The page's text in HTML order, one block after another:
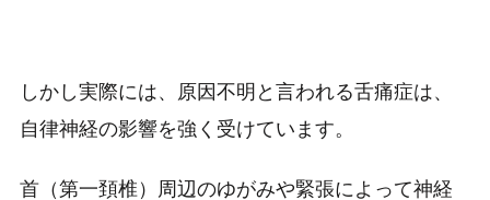
しかし実際には、原因不明と言われる舌痛症は、
自律神経の影響を強く受けています。
首（第一頚椎）周辺のゆがみや緊張によって神経